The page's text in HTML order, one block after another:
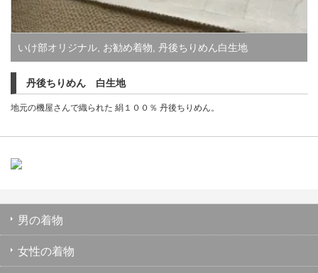
いけ部オリジナル お勧め着物 丹後ちりめん白生地
丹後ちりめん 白生地
地元の機屋さんで織られた 絹１００％ 丹後ちりめん。
男の着物
女性の着物